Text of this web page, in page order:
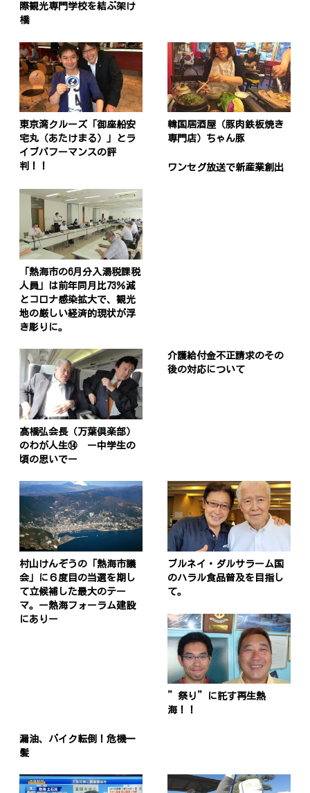
際観光専門学校を結ぶ架け
橋
東京湾クルーズ「御座船安
宅丸（あたけまる）」とラ
イブパフーマンスの評
判！！
韓国居酒屋（豚肉鉄板焼き
専門店）ちゃん豚
ワンセグ放送で新産業創出
「熱海市の6月分入湯税課税
人員」は前年同月比73％減
とコロナ感染拡大で、観光
地の厳しい経済的現状が浮
き彫りに。
髙橋弘会長（万葉倶楽部）
のわが人生⑭ ー中学生の
頃の思いでー
介護給付金不正請求のその
後の対応について
村山けんぞうの「熱海市議
会」に６度目の当選を期し
て立候補した最大のテー
マ。ー熱海フォーラム建設
にありー
ブルネイ・ダルサラーム国
のハラル食品普及を目指し
て。
”祭り”に託す再生熱
海！！
漏油、バイク転倒！危機一
髪